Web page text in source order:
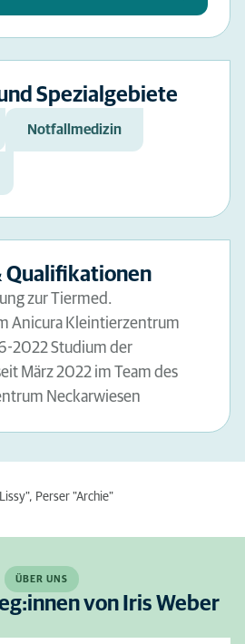
Spezialgebiete
Notfallmedizin
Qualifikationen
zur Tiermed.
Anicura Kleintierzentrum
2022 Studium der
März 2022 im Team des
Neckarwiesen
Perser "Archie"
ÜBER UNS
von Iris Weber